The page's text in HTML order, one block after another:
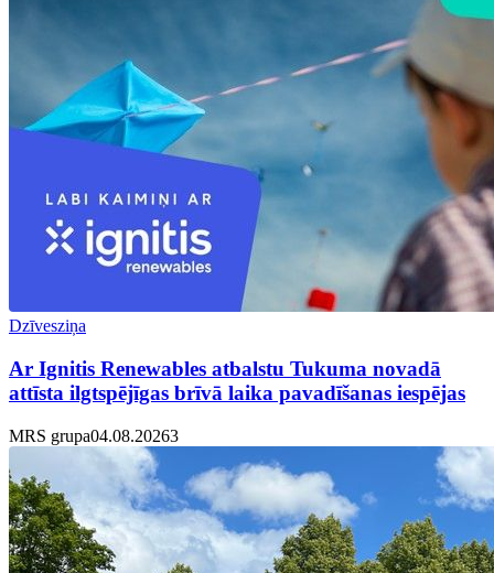
Dzīvesziņa
Ar Ignitis Renewables atbalstu Tukuma novadā
attīsta ilgtspējīgas brīvā laika pavadīšanas iespējas
MRS grupa04.08.20263